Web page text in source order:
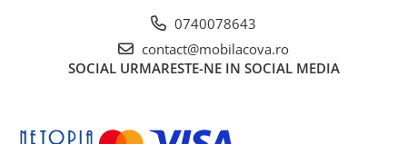
0740078643
contact@mobilacova.ro
SOCIAL URMARESTE-NE IN SOCIAL MEDIA